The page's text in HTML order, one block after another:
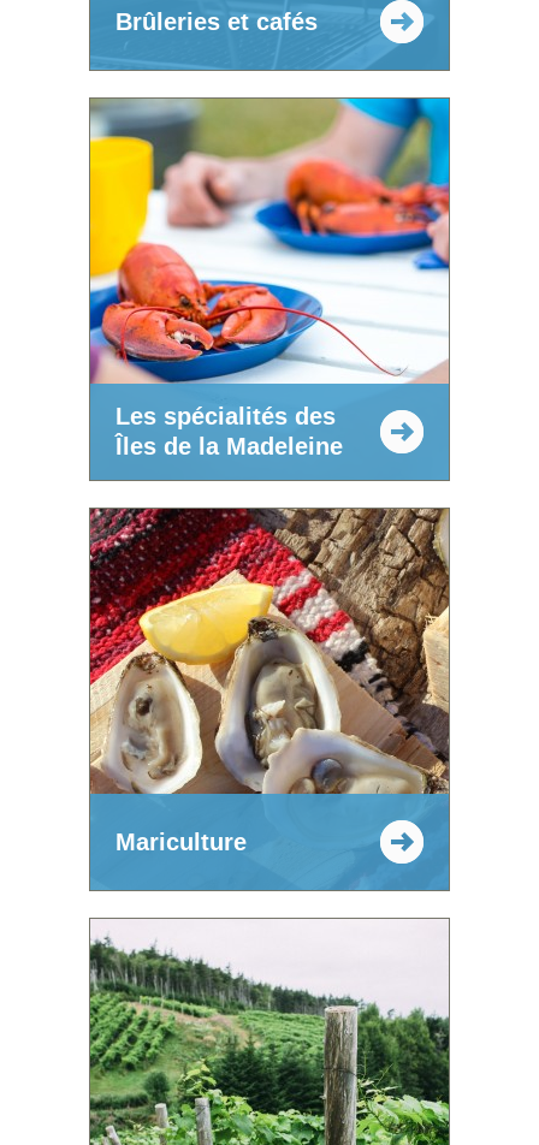
Brûleries et cafés
Les spécialités des
Îles de la Madeleine
Mariculture